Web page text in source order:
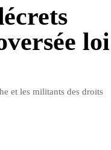
loi
et les militants des droits